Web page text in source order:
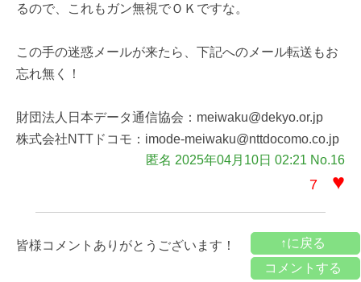
るので、これもガン無視でＯＫですな。
この手の迷惑メールが来たら、下記へのメール転送もお
忘れ無く！
財団法人日本データ通信協会：meiwaku@dekyo.or.jp
株式会社NTTドコモ：imode-meiwaku@nttdocomo.co.jp
匿名 2025年04月10日 02:21 No.16
7 ♥
皆様コメントありがとうございます！
↑に戻る
コメントする